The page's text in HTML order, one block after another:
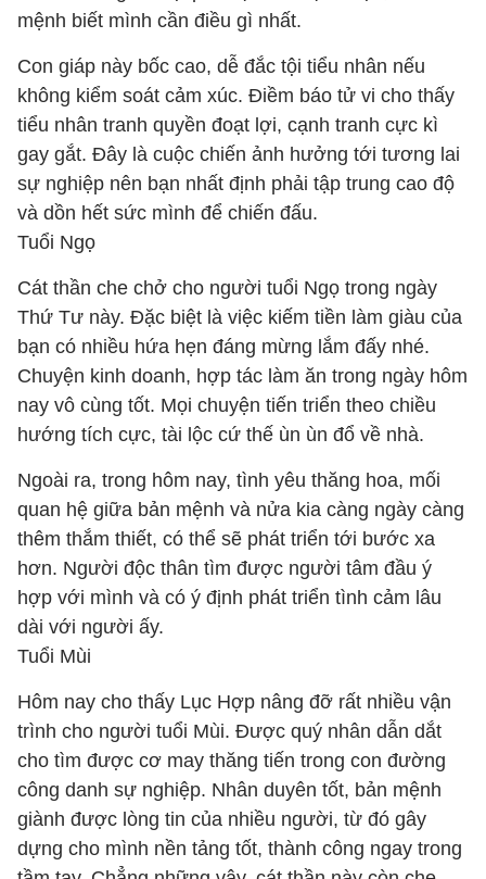
mệnh biết mình cần điều gì nhất.
Con giáp này bốc cao, dễ đắc tội tiểu nhân nếu
không kiểm soát cảm xúc. Điềm báo tử vi cho thấy
tiểu nhân tranh quyền đoạt lợi, cạnh tranh cực kì
gay gắt. Đây là cuộc chiến ảnh hưởng tới tương lai
sự nghiệp nên bạn nhất định phải tập trung cao độ
và dồn hết sức mình để chiến đấu.
Tuổi Ngọ
Cát thần che chở cho người tuổi Ngọ trong ngày
Thứ Tư này. Đặc biệt là việc kiếm tiền làm giàu của
bạn có nhiều hứa hẹn đáng mừng lắm đấy nhé.
Chuyện kinh doanh, hợp tác làm ăn trong ngày hôm
nay vô cùng tốt. Mọi chuyện tiến triển theo chiều
hướng tích cực, tài lộc cứ thế ùn ùn đổ về nhà.
Ngoài ra, trong hôm nay, tình yêu thăng hoa, mối
quan hệ giữa bản mệnh và nửa kia càng ngày càng
thêm thắm thiết, có thể sẽ phát triển tới bước xa
hơn. Người độc thân tìm được người tâm đầu ý
hợp với mình và có ý định phát triển tình cảm lâu
dài với người ấy.
Tuổi Mùi
Hôm nay cho thấy Lục Hợp nâng đỡ rất nhiều vận
trình cho người tuổi Mùi. Được quý nhân dẫn dắt
cho tìm được cơ may thăng tiến trong con đường
công danh sự nghiệp. Nhân duyên tốt, bản mệnh
giành được lòng tin của nhiều người, từ đó gây
dựng cho mình nền tảng tốt, thành công ngay trong